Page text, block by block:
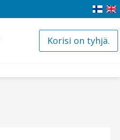
Korisi on tyhjä.